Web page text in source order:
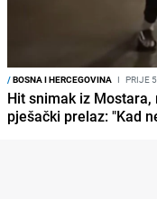
/BOSNA I HERCEGOVINA I PRIJE
Hit snimak iz
pješački prelaz: "Kad